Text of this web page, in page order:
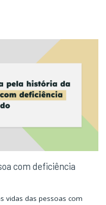
com deficiência
vidas das pessoas com